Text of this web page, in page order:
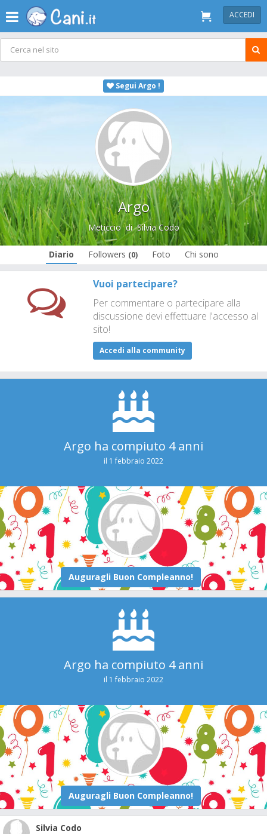
ACCEDI
Segui Argo !
Argo
MeticciodiSilvia Codo
Diario Followers (0) Foto Chi sono
Vuoi partecipare?
Per commentare o partecipare alla
discussione devi effettuare l'accesso al
sito!
Accedi alla community
Argo ha compiuto 4 anni
il 1 febbraio 2022
Argo ha compiuto 4 anni
il 1 febbraio 2022
Silvia Codo